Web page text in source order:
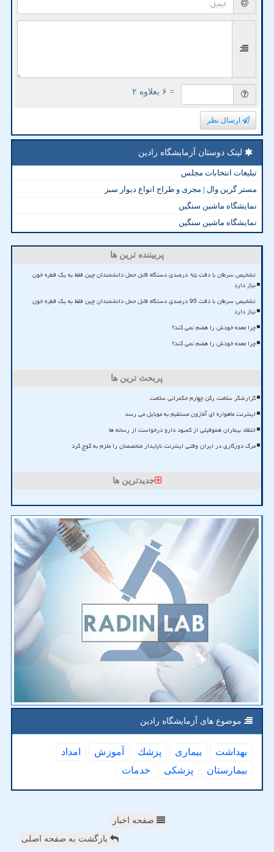
= ۶ بعلاوه ۲
ارسال نظر
لینک دوستان آزمایشگاه رادین
تبلیغات انتخابات مجلس
مستر گرین وال | مجری و طراح انواع دیوار سبز
نمایشگاه ماشین سنگین
نمایشگاه ماشین سنگین
پربیننده ترین ها
تشخیص سرطان با دقت ۹۵ درصدی دستگاه قابل حمل دانشمندان چین فقط به یک قطره خون
نیاز دارد
تشخیص سرطان با دقت 95 درصدی دستگاه قابل حمل دانشمندان چین فقط به یک قطره خون
نیاز دارد
چرا معده خودش را هضم نمی کند؟
چرا معده خودش را هضم نمی کند؟
پربحث ترین ها
گزارشگر سلامت رکن چهارم حکمرانی سلامت
اینترنت ماهواره ای آمازون مستقیم به موبایل می رسد
انتقاد بیماران هموفیلی از کمبود دارو درخواست از رسانه ها
مرگ دورکاری در ایران وقتی اینترنت ناپایدار متخصصان را ملزم به کوچ کرد
جدیدترین ها
موضوع های آزمایشگاه رادین
بهداشت بیماری پزشك آموزش
امداد
بیمارستان
پزشكی خدمات
صفحه اخبار
بازگشت به صفحه اصلی